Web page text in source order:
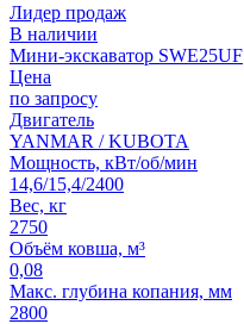
Лидер продаж
В наличии
Мини-экскаватор SWE25UF
Цена
по запросу
Двигатель
YANMAR / KUBOTA
Мощность, кВт/об/мин
14,6/15,4/2400
Вес, кг
2750
Объём ковша, м³
0,08
Макс. глубина копания, мм
2800